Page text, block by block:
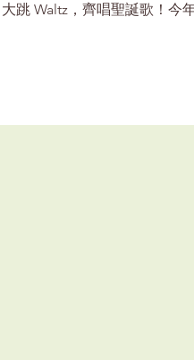
跳 Waltz，齊唱聖誕歌！今